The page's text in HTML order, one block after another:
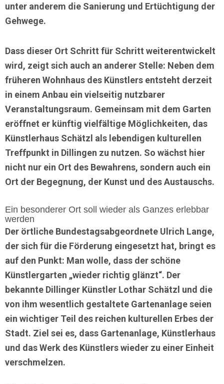
unter anderem die Sanierung und Ertüchtigung der
Gehwege.
Dass dieser Ort Schritt für Schritt weiterentwickelt
wird, zeigt sich auch an anderer Stelle: Neben dem
früheren Wohnhaus des Künstlers entsteht derzeit
in einem Anbau ein vielseitig nutzbarer
Veranstaltungsraum. Gemeinsam mit dem Garten
eröffnet er künftig vielfältige Möglichkeiten, das
Künstlerhaus Schätzl als lebendigen kulturellen
Treffpunkt in Dillingen zu nutzen. So wächst hier
nicht nur ein Ort des Bewahrens, sondern auch ein
Ort der Begegnung, der Kunst und des Austauschs.
Ein besonderer Ort soll wieder als Ganzes erlebbar
werden
Der örtliche Bundestagsabgeordnete Ulrich Lange,
der sich für die Förderung eingesetzt hat, bringt es
auf den Punkt: Man wolle, dass der schöne
Künstlergarten „wieder richtig glänzt“. Der
bekannte Dillinger Künstler Lothar Schätzl und die
von ihm wesentlich gestaltete Gartenanlage seien
ein wichtiger Teil des reichen kulturellen Erbes der
Stadt. Ziel sei es, dass Gartenanlage, Künstlerhaus
und das Werk des Künstlers wieder zu einer Einheit
verschmelzen.